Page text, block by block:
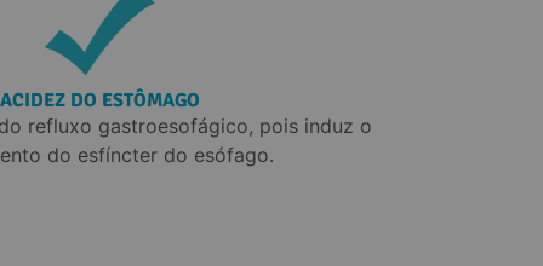
ACIDEZ DO ESTÔMAGO
refluxo gastroesofágico, pois induz o
do esfíncter do esófago.